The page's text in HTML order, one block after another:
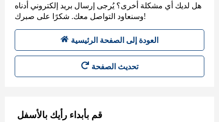
هل لديك أي مشكلة أخرى؟ يُرجى إرسال بريد إلكتروني أدناه
وسنعاود التواصل معك. شكرًا على صبرك!
العودة إلى الصفحة الرئيسية
تحديث الصفحة
قم بأبداء رأيك بالأسفل